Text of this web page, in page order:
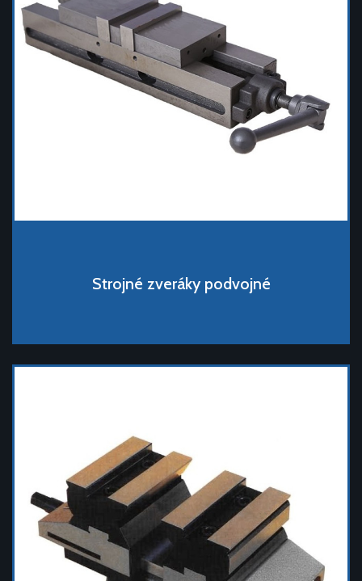
Strojné zveráky podvojné